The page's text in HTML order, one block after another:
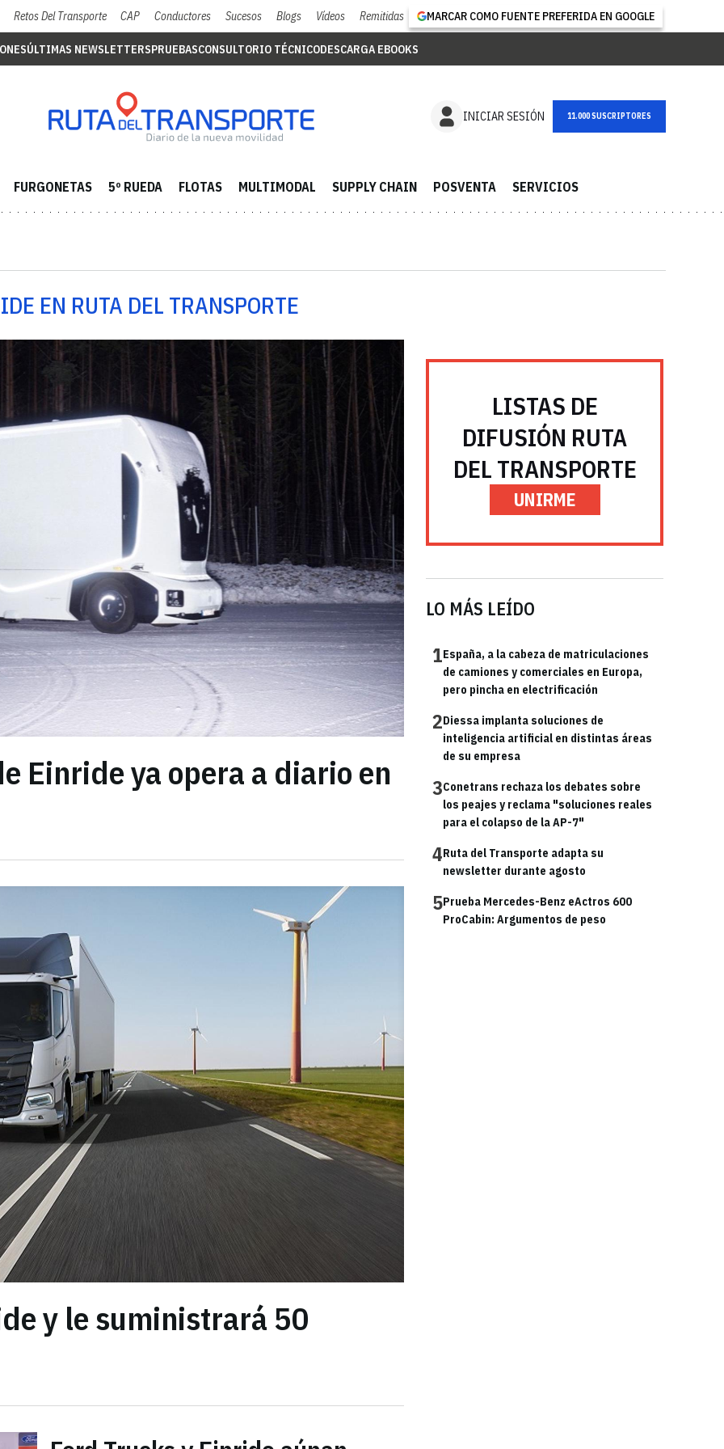
Retos Del Transporte CAP Conductores Sucesos Blogs Vídeos Remitidas MARCAR COMO FUENTE PREFERIDA EN GOOGLE
ÚLTIMAS NEWSLETTERSPRUEBASCONSULTORIO TÉCNICODESCARGA EBOOKS
INICIAR SESIÓN NEWSLETTER
FURGONETAS 5º RUEDA FLOTAS MULTIMODAL SUPPLY CHAIN POSVENTA SERVICIOS
EN RUTA DEL TRANSPORTE
Einride ya opera a diario en
y le suministrará 50
LISTAS DE
DIFUSIÓN RUTA
DEL TRANSPORTE
UNIRME
LO MÁS LEÍDO
1España, a la cabeza de matriculaciones
de camiones y comerciales en Europa,
pero pincha en electrificación
2Diessa implanta soluciones de
inteligencia artificial en distintas áreas
de su empresa
3Conetrans rechaza los debates sobre
los peajes y reclama "soluciones reales
para el colapso de la AP-7"
4Ruta del Transporte adapta su
newsletter durante agosto
5Prueba Mercedes-Benz eActros 600
ProCabin: Argumentos de peso